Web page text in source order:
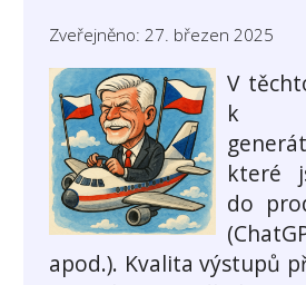
Zveřejněno: 27. březen 2025
V
k
které
do
apod.). Kvalita výstupů